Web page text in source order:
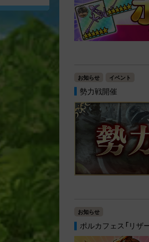
お知らせ イベント
勢力戦開催
お知らせ
ポルカフェス「リザ